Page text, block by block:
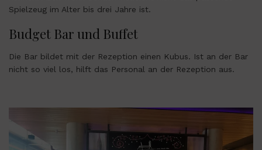
Spielzeug im Alter bis drei Jahre ist.
Budget Bar und Buffet
Die Bar bildet mit der Rezeption einen Kubus. Ist an der Bar
nicht so viel los, hilft das Personal an der Rezeption aus.